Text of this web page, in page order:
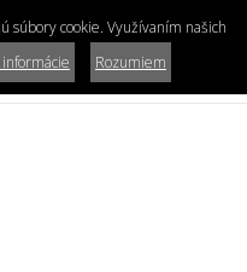
kútov a zásten
8:00 - 16:30
súbory cookie. Využívaním našich
Rozumiem